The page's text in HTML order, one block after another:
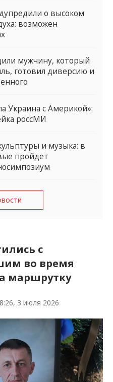
о высоком
возможен
мужчину, который
готовил диверсию и
Украина с Америкой»:
россМИ
и музыка: в
пройдет
с
во время
маршрутку
3 июля 2026